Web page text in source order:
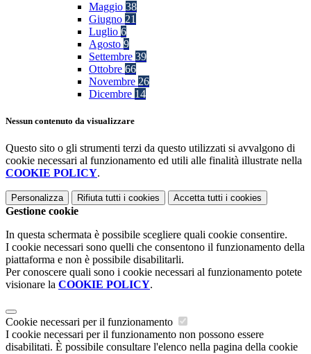
Maggio 38
Giugno 21
Luglio 6
Agosto 9
Settembre 39
Ottobre 66
Novembre 26
Dicembre 14
Nessun contenuto da visualizzare
Questo sito o gli strumenti terzi da questo utilizzati si avvalgono di
cookie necessari al funzionamento ed utili alle finalità illustrate nella
COOKIE POLICY.
Personalizza Rifiuta tutti i cookies Accetta tutti i cookies
Gestione cookie
In questa schermata è possibile scegliere quali cookie consentire.
I cookie necessari sono quelli che consentono il funzionamento della
piattaforma e non è possibile disabilitarli.
Per conoscere quali sono i cookie necessari al funzionamento potete
visionare la COOKIE POLICY.
Cookie necessari per il funzionamento
I cookie necessari per il funzionamento non possono essere
disabilitati. È possibile consultare l'elenco nella pagina della cookie